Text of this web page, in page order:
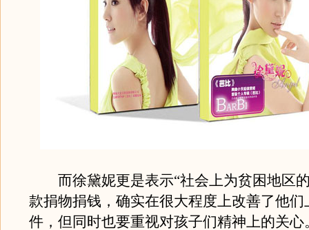
而徐黛妮更是表示“社会上为贫困地区
款捐物捐钱，确实在很大程度上改善了他们
件，但同时也要重视对孩子们精神上的关心